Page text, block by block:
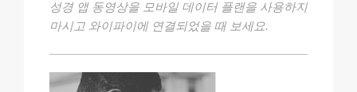
성경 앱 동영상을 모바일 데이터 플랜을 사용하지
마시고 와이파이에 연결되었을 때 보세요.